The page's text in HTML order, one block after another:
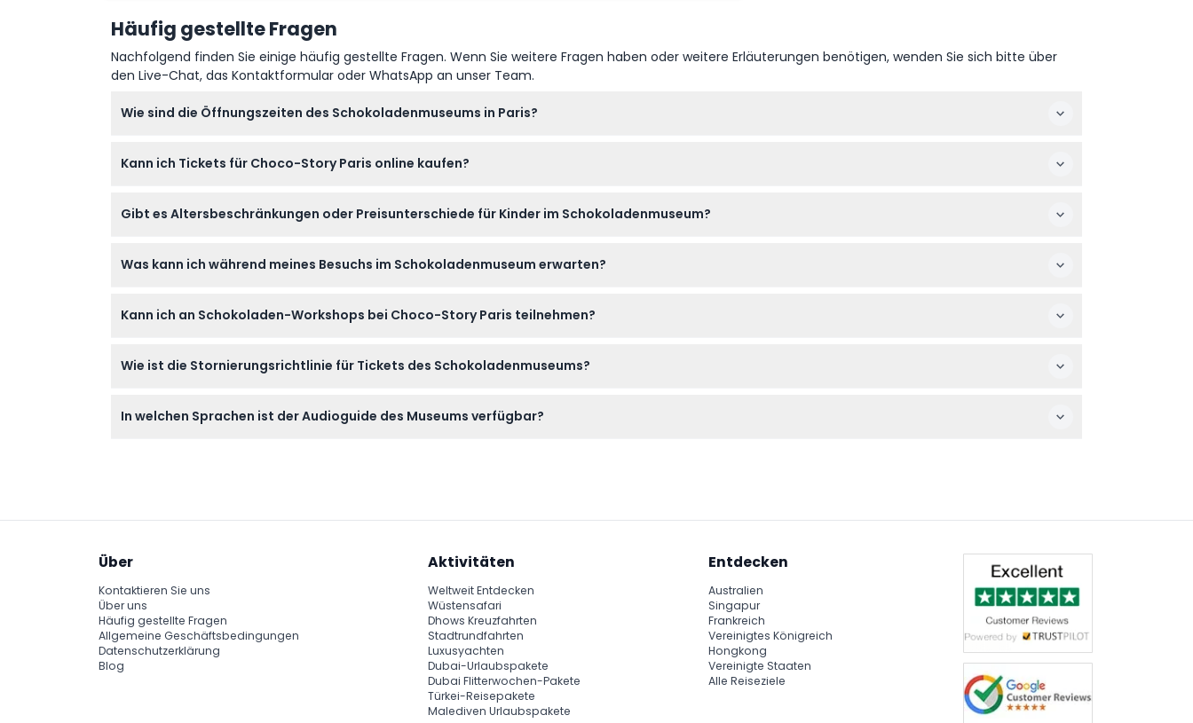
Häufig gestellte Fragen
Nachfolgend finden Sie einige häufig gestellte Fragen. Wenn Sie weitere Fragen haben oder weitere Erläuterungen benötigen, wenden Sie sich bitte über
den Live-Chat, das Kontaktformular oder WhatsApp an unser Team.
Wie sind die Öffnungszeiten des Schokoladenmuseums in Paris?
geschlossen (Änderungen vorbehalten – bitte bei Buchung bestätigen).
Kann ich Tickets für Choco-Story Paris online kaufen?
Gibt es Altersbeschränkungen oder Preisunterschiede für Kinder im Schokoladenmuseum?
Preis erhältlich sind.
Was kann ich während meines Besuchs im Schokoladenmuseum erwarten?
etwa 1,5 Stunden, um die Ausstellungen vollständig zu genießen.
Kann ich an Schokoladen-Workshops bei Choco-Story Paris teilnehmen?
Reservierung buchbar.
Wie ist die Stornierungsrichtlinie für Tickets des Schokoladenmuseums?
feststehen.
In welchen Sprachen ist der Audioguide des Museums verfügbar?
Über
Kontaktieren Sie uns
Über uns
Häufig gestellte Fragen
Allgemeine Geschäftsbedingungen
Datenschutzerklärung
Blog
Aktivitäten
Weltweit Entdecken
Wüstensafari
Dhows Kreuzfahrten
Stadtrundfahrten
Luxusyachten
Dubai-Urlaubspakete
Dubai Flitterwochen-Pakete
Türkei-Reisepakete
Malediven Urlaubspakete
Entdecken
Australien
Singapur
Frankreich
Vereinigtes Königreich
Hongkong
Vereinigte Staaten
Alle Reiseziele